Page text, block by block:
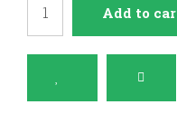
de
Bayonne
Add to